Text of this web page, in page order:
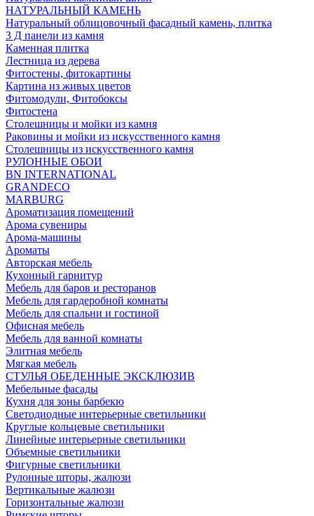
НАТУРАЛЬНЫЙ КАМЕНЬ
Натуральный облицовочный фасадный камень, плитка
3 Д панели из камня
Каменная плитка
Лестница из дерева
Фитостены, фитокартины
Картина из живых цветов
Фитомодули, Фитобоксы
Фитостена
Столешницы и мойки из камня
Раковины и мойки из искусственного камня
Столешницы из искусственного камня
РУЛОННЫЕ ОБОИ
BN INTERNATIONAL
GRANDECO
MARBURG
Ароматизация помещений
Арома сувениры
Арома-машины
Ароматы
Авторская мебель
Кухонный гарнитур
Мебель для баров и ресторанов
Мебель для гардеробной комнаты
Мебель для спальни и гостиной
Офисная мебель
Мебель для ванной комнаты
Элитная мебель
Мягкая мебель
СТУЛЬЯ ОБЕДЕННЫЕ ЭКСКЛЮЗИВ
Мебельные фасады
Кухня для зоны барбекю
Светодиодные интерьерные светильники
Круглые кольцевые светильники
Линейные интерьерные светильники
Объемные светильники
Фигурные светильники
Рулонные шторы, жалюзи
Вертикальные жалюзи
Горизонтальные жалюзи